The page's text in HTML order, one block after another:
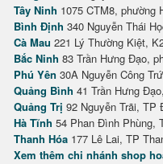
Tây Ninh 1075 CTM8, phường
Bình Định 340 Nguyễn Thái
Cà Mau 221 Lý Thường Kiệt,
Bắc Ninh 83 Trần Hưng Đạo,
Phú Yên 30A Nguyễn Công
Quảng Bình 41 Trần Hưng
Quảng Trị 92 Nguyễn Trãi, TP
Hà Tĩnh 54 Phan Đình Phùng,
Thanh Hóa 177 Lê Lai, TP
Xem thêm chi nhánh shop